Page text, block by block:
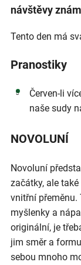
návštěvy
Tento den má
Pranostiky
Červen-li
naše sudy
NOVOLUNÍ
Novoluní
začátky, ale
vnitřní přeměnu.
myšlenky a
originální, je
jim směr a
sebou mnoho